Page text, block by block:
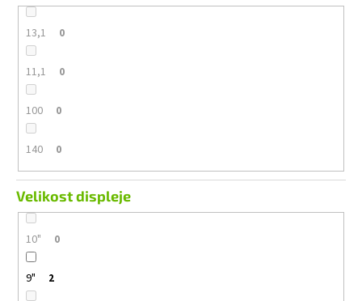
13,1 0
11,1 0
100 0
140 0
Velikost displeje
10" 0
9" 2